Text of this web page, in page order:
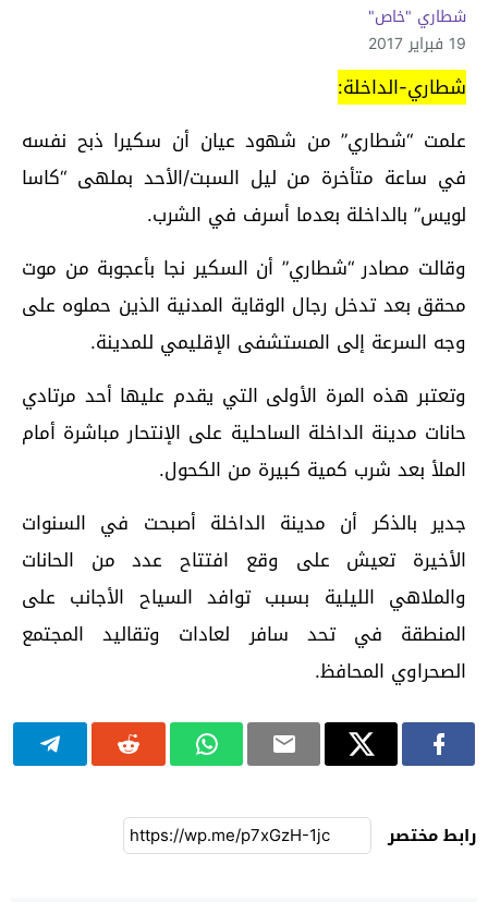
شطاري "خاص"
19 فبراير 2017
شطاري-الداخلة:
علمت “شطاري” من شهود عيان أن سكيرا ذبح نفسه
في ساعة متأخرة من ليل السبت/الأحد بملهى “كاسا
لويس” بالداخلة بعدما أسرف في الشرب.
وقالت مصادر “شطاري” أن السكير نجا بأعجوبة من موت
محقق بعد تدخل رجال الوقاية المدنية الذين حملوه على
وجه السرعة إلى المستشفى الإقليمي للمدينة.
وتعتبر هذه المرة الأولى التي يقدم عليها أحد مرتادي
حانات مدينة الداخلة الساحلية على الإنتحار مباشرة أمام
الملأ بعد شرب كمية كبيرة من الكحول.
جدير بالذكر أن مدينة الداخلة أصبحت في السنوات
الأخيرة تعيش على وقع افتتاح عدد من الحانات
والملاهي الليلية بسبب توافد السياح الأجانب على
المنطقة في تحد سافر لعادات وتقاليد المجتمع
الصحراوي المحافظ.
رابط مختصر